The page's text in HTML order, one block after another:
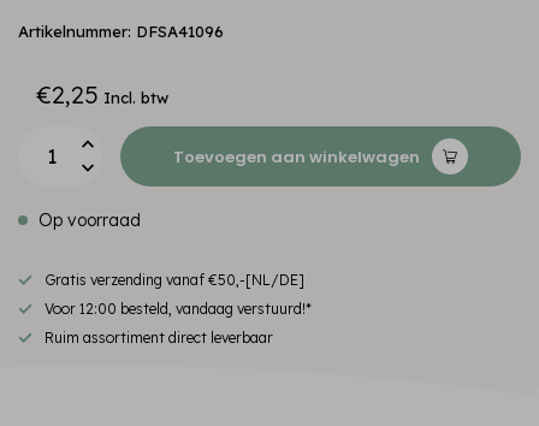
Artikelnummer: DFSA41096
€2,25 Incl. btw
Toevoegen aan winkelwagen
Op voorraad
Gratis verzending vanaf €50,-[NL/DE]
Voor 12:00 besteld, vandaag verstuurd!*
Ruim assortiment direct leverbaar